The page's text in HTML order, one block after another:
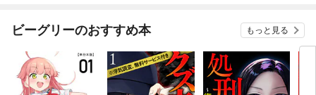
ビーグリーのおすすめ本 もっと見る